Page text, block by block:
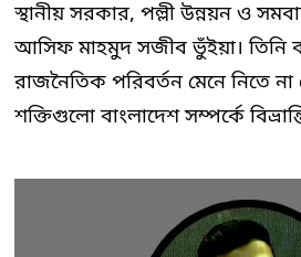
স্থানীয় সরকার, পল্লী উন্নয়ন ও
আসিফ মাহমুদ সজীব ভুঁইয়া। তিনি
রাজনৈতিক পরিবর্তন মেনে নিতে না
শক্তিগুলো বাংলাদেশ সম্পর্কে